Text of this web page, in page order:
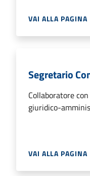
VAI ALLA PAGINA
Segretario
Collaboratore
giuridico-
VAI ALLA PAGINA